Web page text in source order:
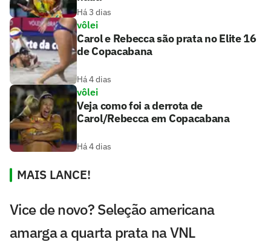
Há 3 dias
vôlei
Carol e Rebecca são prata no Elite 16
de Copacabana
Há 4 dias
vôlei
Veja como foi a derrota de
Carol/Rebecca em Copacabana
Há 4 dias
MAIS LANCE!
Vice de novo? Seleção americana
amarga a quarta prata na VNL